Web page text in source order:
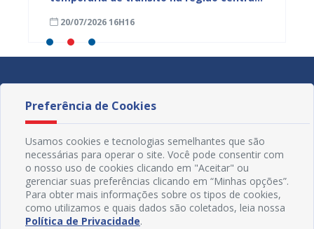
20/07/2026 16H16
Preferência de Cookies
Usamos cookies e tecnologias semelhantes que são
necessárias para operar o site. Você pode consentir com
o nosso uso de cookies clicando em "Aceitar" ou
gerenciar suas preferências clicando em “Minhas opções”.
Para obter mais informações sobre os tipos de cookies,
como utilizamos e quais dados são coletados, leia nossa
Política de Privacidade.